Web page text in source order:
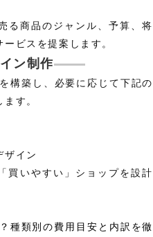
る商品のジャンル、予算、将
ビスを提案します。
ン制作
構築し、必要に応じて下記の
す。
ザイン
買いやすい」ショップを設計
種類別の費用目安と内訳を徹